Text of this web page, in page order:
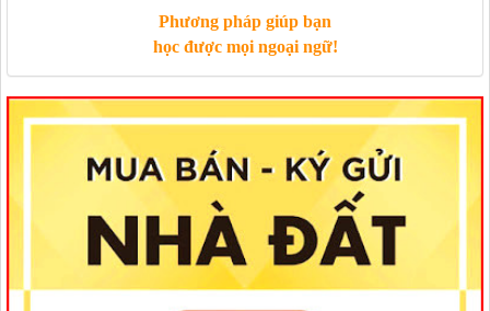
Phương pháp giúp bạn
học được mọi ngoại ngữ!